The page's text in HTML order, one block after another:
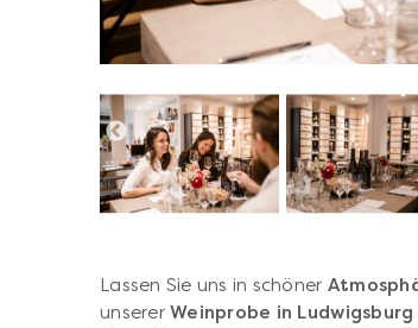
Lassen Sie uns in schöner
unsererWeinprobe in Ludwigsburg